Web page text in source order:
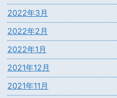
2022年3月
2022年2月
2022年1月
2021年12月
2021年11月